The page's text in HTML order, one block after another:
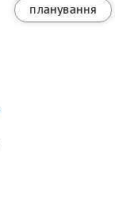
планування